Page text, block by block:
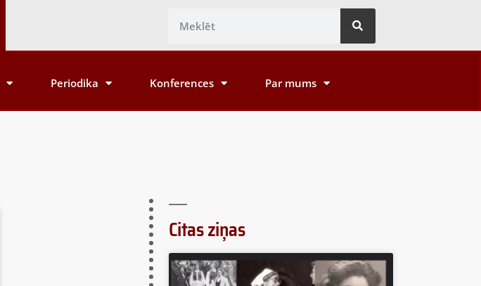
Periodika Konferences Par mums
Citas ziņas